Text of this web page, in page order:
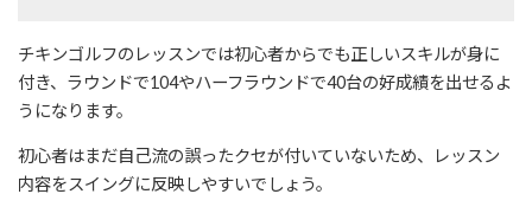
チキンゴルフのレッスンでは初心者からでも正しいスキルが身に
付き、ラウンドで104やハーフラウンドで40台の好成績を出せるよ
うになります。
初心者はまだ自己流の誤ったクセが付いていないため、レッスン
内容をスイングに反映しやすいでしょう。